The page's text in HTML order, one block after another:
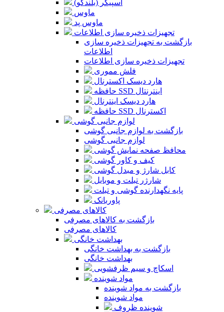
اسپیکر (بلندگو)
ماوس
ماوس پد
تجهیزات ذخیره سازی اطلاعات
بازگشت به تجهیزات ذخیره سازی
اطلاعات
تجهیزات ذخیره سازی اطلاعات
فلش مموری
هارد دیسک اکسترنال
حافظه SSD اینترنتال
هارد دیسک اینترنال
حافظه SSD اکسترنال
لوازم جانبی گوشی
بازگشت به لوازم جانبی گوشی
لوازم جانبی گوشی
محافظ صفحه نمایش گوشی
کیف و کاور گوشی
کابل شارژ و مبدل گوشی
شارژر تبلت و موبایل
پایه نگهدارنده گوشی و تبلت
پاوربانک
کالاهای مصرفی
بازگشت به کالاهای مصرفی
کالاهای مصرفی
بهداشت خانگی
بازگشت به بهداشت خانگی
بهداشت خانگی
اسکاچ و سیم ظرفشویی
مواد شوینده
بازگشت به مواد شوینده
مواد شوینده
شوینده ظروف